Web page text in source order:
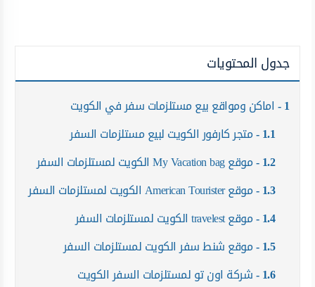
جدول المحتويات
1 اماكن ومواقع بيع مستلزمات سفر في الكويت
1.1 متجر كارفور الكويت لبيع مستلزمات السفر
1.2 موقع My Vacation bag الكويت لمستلزمات السفر
1.3 موقع American Tourister الكويت لمستلزمات السفر
1.4 موقع travelest الكويت لمستلزمات السفر
1.5 موقع شنط سفر الكويت لمستلزمات السفر
1.6 شركة اون تو لمستلزمات السفر الكويت